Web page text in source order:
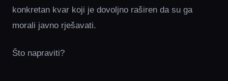
konkretan kvar koji je dovoljno raširen da su ga
morali javno rješavati.
Što napraviti?